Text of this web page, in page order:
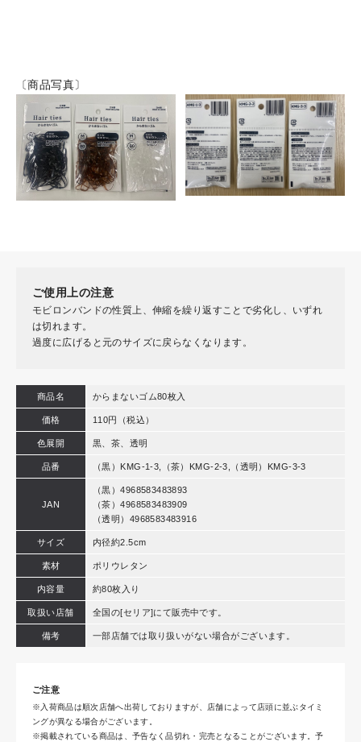
〔商品写真〕
ご使用上の注意
モビロンバンドの性質上、伸縮を繰り返すことで劣化し、いずれ
は切れます。
過度に広げると元のサイズに戻らなくなります。
商品名 からまないゴム80枚入
価格 110円（税込）
色展開 黒、茶、透明
品番 （黒）KMG-1-3,（茶）KMG-2-3,（透明）KMG-3-3
JAN
（黒）4968583483893
（茶）4968583483909
（透明）4968583483916
サイズ 内径約2.5cm
素材 ポリウレタン
内容量 約80枚入り
取扱い店舗 全国の[セリア]にて販売中です。
備考 一部店舗では取り扱いがない場合がございます。
ご注意
※入荷商品は順次店舗へ出荷しておりますが、店舗によって店頭に並ぶタイミ
ングが異なる場合がございます。
※掲載されている商品は、予告なく品切れ・完売となることがございます。予